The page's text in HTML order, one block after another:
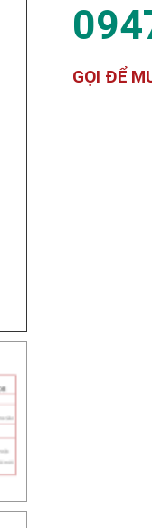
GỌI ĐỂ